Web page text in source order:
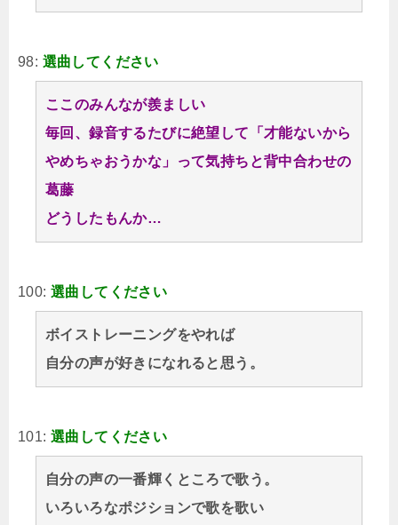
98: 選曲してください
ここのみんなが羨ましい
毎回、録音するたびに絶望して「才能ないから
やめちゃおうかな」って気持ちと背中合わせの
葛藤
どうしたもんか…
100: 選曲してください
ボイストレーニングをやれば
自分の声が好きになれると思う。
101: 選曲してください
自分の声の一番輝くところで歌う。
いろいろなポジションで歌を歌い